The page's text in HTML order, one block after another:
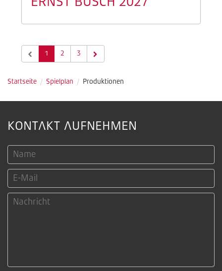
ERNST BUSCH 2027
1 2 3
Startseite / Spielplan / Produktionen
KONTAKT AUFNEHMEN